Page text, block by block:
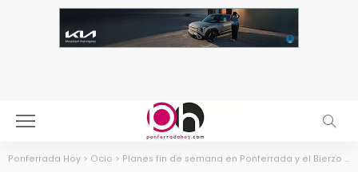
Ponferrada Hoy > Ocio > Planes fin de semana en Ponferrada y el Bierzo